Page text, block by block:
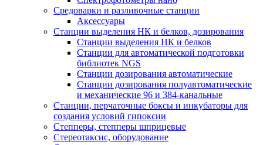
Средоварки и разливочные станции
Аксессуары
Станции выделения НК и белков, дозирования
Станции выделения НК и белков
Станции для автоматической подготовки
библиотек NGS
Станции дозирования автоматические
Станции дозирования полуавтоматические
и механические 96 и 384-канальные
Станции, перчаточные боксы и инкубаторы для
создания условий гипоксии
Степперы, степперы шприцевые
Стереотаксис, оборудование